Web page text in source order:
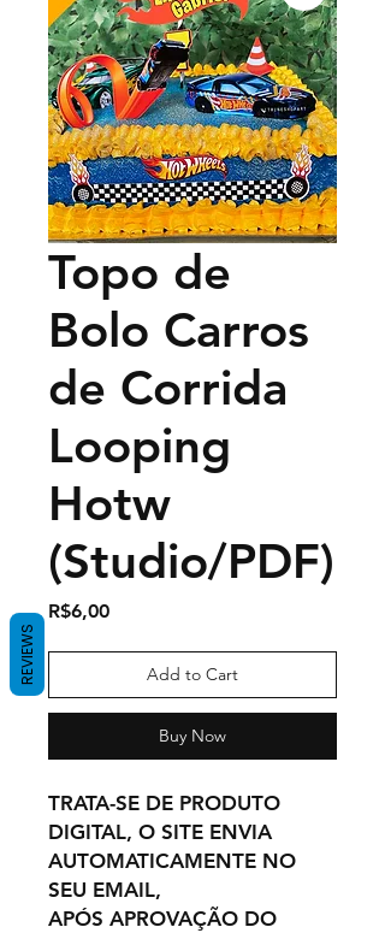
Topo de
Bolo Carros
de Corrida
Looping
Hotw
(Studio/PDF)
R$6,00Price
Add to Cart
Buy Now
TRATA-SE DE PRODUTO
DIGITAL, O SITE ENVIA
AUTOMATICAMENTE NO
SEU EMAIL,
APÓS APROVAÇÃO DO
REVIEWS